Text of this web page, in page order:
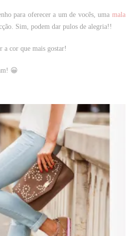
para oferecer a um de vocês, uma mala
Sim, podem dar pulos de alegria!!
a cor que mais gostar!
😀